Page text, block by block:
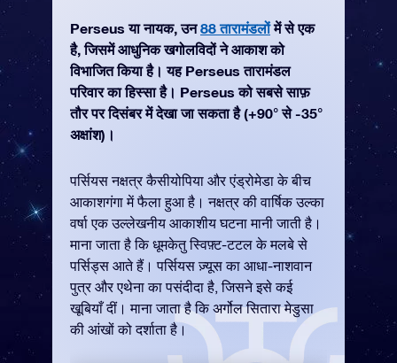
Perseus या नायक, उन88 तारामंडलोंमें से एक
है, जिसमें आधुनिक खगोलविदों ने आकाश को
विभाजित किया है। यह Perseus तारामंडल
परिवार का हिस्सा है। Perseus को सबसे साफ़
तौर पर दिसंबर में देखा जा सकता है (+90° से -35°
अक्षांश)।
पर्सियस नक्षत्र कैसीयोपिया और एंड्रोमेडा के बीच
आकाशगंगा में फैला हुआ है। नक्षत्र की वार्षिक उल्का
वर्षा एक उल्लेखनीय आकाशीय घटना मानी जाती है।
माना जाता है कि धूमकेतु स्विफ़्ट-टटल के मलबे से
पर्सिड्स आते हैं। पर्सियस ज़्यूस का आधा-नाशवान
पुत्र और एथेना का पसंदीदा है, जिसने इसे कई
खूबियाँ दीं। माना जाता है कि अर्गोल सितारा मेडुसा
की आंखों को दर्शाता है।